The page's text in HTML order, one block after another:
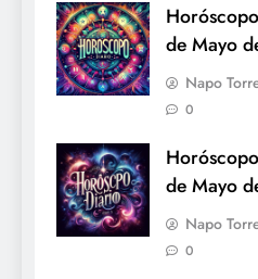
de Mayo
Napo
0
de Mayo
Napo
0